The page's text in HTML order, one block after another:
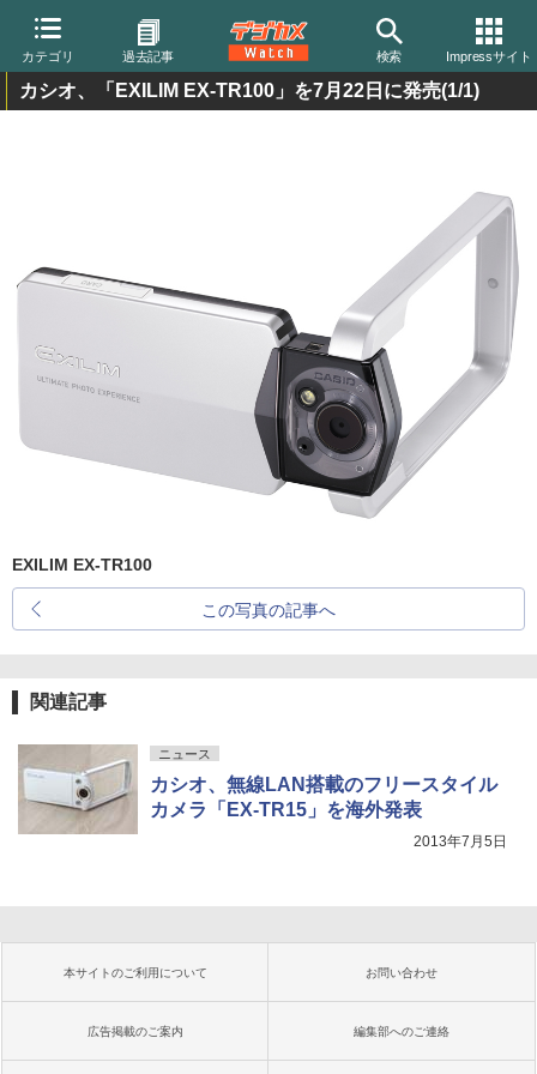
カテゴリ 過去記事 検索 Impressサイト
カシオ、「EXILIM EX-TR100」を7月22日に発売(1/1)
EXILIM EX-TR100
この写真の記事へ
関連記事
ニュース
カシオ、無線LAN搭載のフリースタイル
カメラ「EX-TR15」を海外発表
2013年7月5日
本サイトのご利用について お問い合わせ
広告掲載のご案内 編集部へのご連絡